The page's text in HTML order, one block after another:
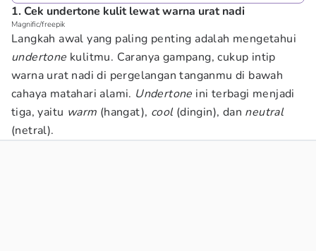
1. Cek undertone kulit lewat warna urat nadi
Magnific/freepik
Langkah awal yang paling penting adalah mengetahui
undertone kulitmu. Caranya gampang, cukup intip
warna urat nadi di pergelangan tanganmu di bawah
cahaya matahari alami. Undertone ini terbagi menjadi
tiga, yaitu warm (hangat), cool(dingin), dan neutral
(netral).